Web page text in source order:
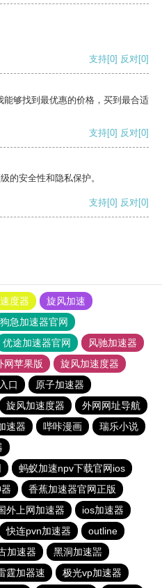
支持[0] 反对[0]
够找到最优惠的价格，买到最合适
支持[0] 反对[0]
的安全性和隐私保护。
支持[0] 反对[0]
度器
旋风加速
狗急加速器官网
优途加速器官网
风驰加速器
网苹果版
旋风加速度器
口
原子加速器
旋风加速度器
外网网址导航
速器 哔咔漫画
瑞乐小说
蚂蚁加速npv下载官网ios
香蕉加速器官网正版
外上网加速器
ios加速器
快连pvn加速器
outline
加速器
黑洞加速噐
霆加器速 极光vp加速器